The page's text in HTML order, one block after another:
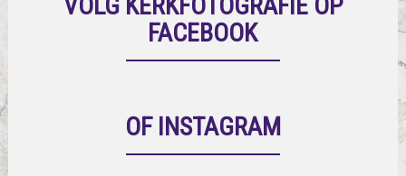
FACEBOOK
OF INSTAGRAM